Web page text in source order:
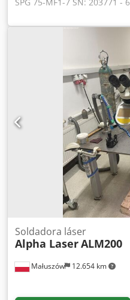
SPG 75-MF1-7 SN: 203771
estado de conservación,
suministro según fotos.
Małuszów 12.654 km
Soldadora láser
Alpha LaserALM200